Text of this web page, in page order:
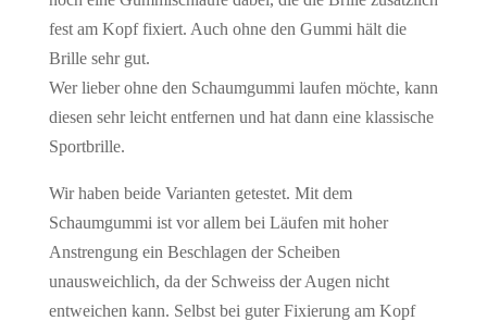
fest am Kopf fixiert. Auch ohne den Gummi hält die
Brille sehr gut.
Wer lieber ohne den Schaumgummi laufen möchte, kann
diesen sehr leicht entfernen und hat dann eine klassische
Sportbrille.
Wir haben beide Varianten getestet. Mit dem
Schaumgummi ist vor allem bei Läufen mit hoher
Anstrengung ein Beschlagen der Scheiben
unausweichlich, da der Schweiss der Augen nicht
entweichen kann. Selbst bei guter Fixierung am Kopf